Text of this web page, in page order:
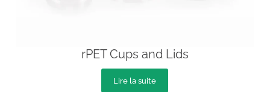
rPET Cups and Lids
Lire la suite